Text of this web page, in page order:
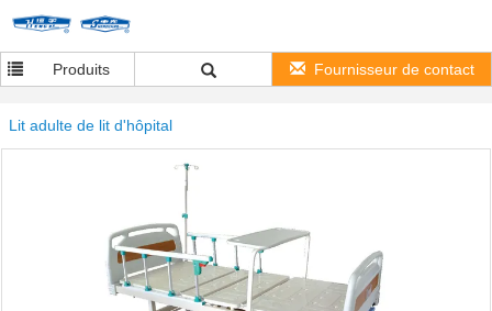
Produits Fournisseur de contact
Lit adulte de lit d'hôpital